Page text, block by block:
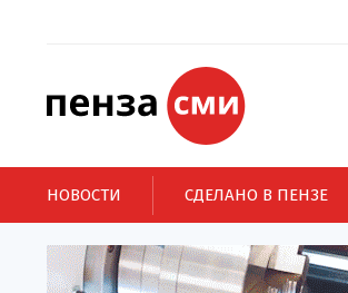
НОВОСТИ СДЕЛАНО В ПЕНЗЕ